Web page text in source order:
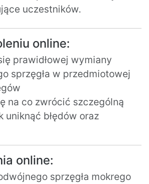
uczestników.
online:
prawidłowej wymiany
sprzęgła w przedmiotowej
na co zwrócić szczególną
uniknąć błędów oraz
online:
sprzęgła mokrego